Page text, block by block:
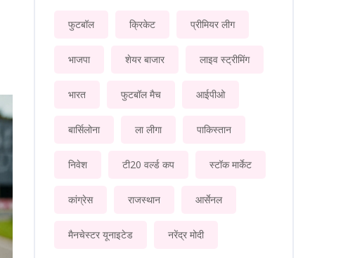
फुटबॉल क्रिकेट प्रीमियर लीग
भाजपा शेयर बाजार लाइव स्ट्रीमिंग
भारत फुटबॉल मैच आईपीओ
बार्सिलोना ला लीगा पाकिस्तान
निवेश टी20 वर्ल्ड कप स्टॉक मार्केट
कांग्रेस राजस्थान आर्सेनल
मैनचेस्टर यूनाइटेड नरेंद्र मोदी